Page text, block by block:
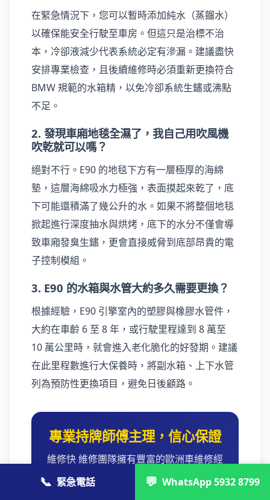
在緊急情況下，您可以暫時添加純水（蒸餾水）
以確保能安全行駛至車房。但這只是治標不治
本，冷卻液減少代表系統必定有滲漏。建議盡快
安排專業檢查，且後續維修時必須重新更換符合
BMW 規範的水箱精，以免冷卻系統生鏽或沸點
不足。
2. 發現車廂地毯全濕了，我自己用吹風機
吹乾就可以嗎？
絕對不行。E90 的地毯下方有一層極厚的海綿
墊，這層海綿吸水力極強，表面摸起來乾了，底
下可能還積滿了幾公升的水。如果不將整個地毯
掀起進行深度抽水與烘烤，底下的水分不僅會導
致車廂發臭生鏽，更會直接威脅到底部昂貴的電
子控制模組。
3. E90 的水箱與水管大約多久需要更換？
根據經驗，E90 引擎室內的塑膠與橡膠水管件，
大約在車齡 6 至 8 年，或行駛里程達到 8 萬至
10 萬公里時，就會進入老化脆化的好發期。建議
在此里程數進行大保養時，將副水箱、上下水管
列為預防性更換項目，避免日後顧路。
專業持牌師傅主理，信心保證
維修快 維修團隊擁有豐富的歐洲車維修經
驗，提供完善的保養承諾。無論是引擎水
箱更換還是車廂漏水修復，我們都嚴格把
📞 緊急電話 💬 WhatsApp 5932 8799